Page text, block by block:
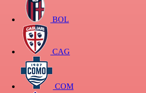
BOL
CAG
COM